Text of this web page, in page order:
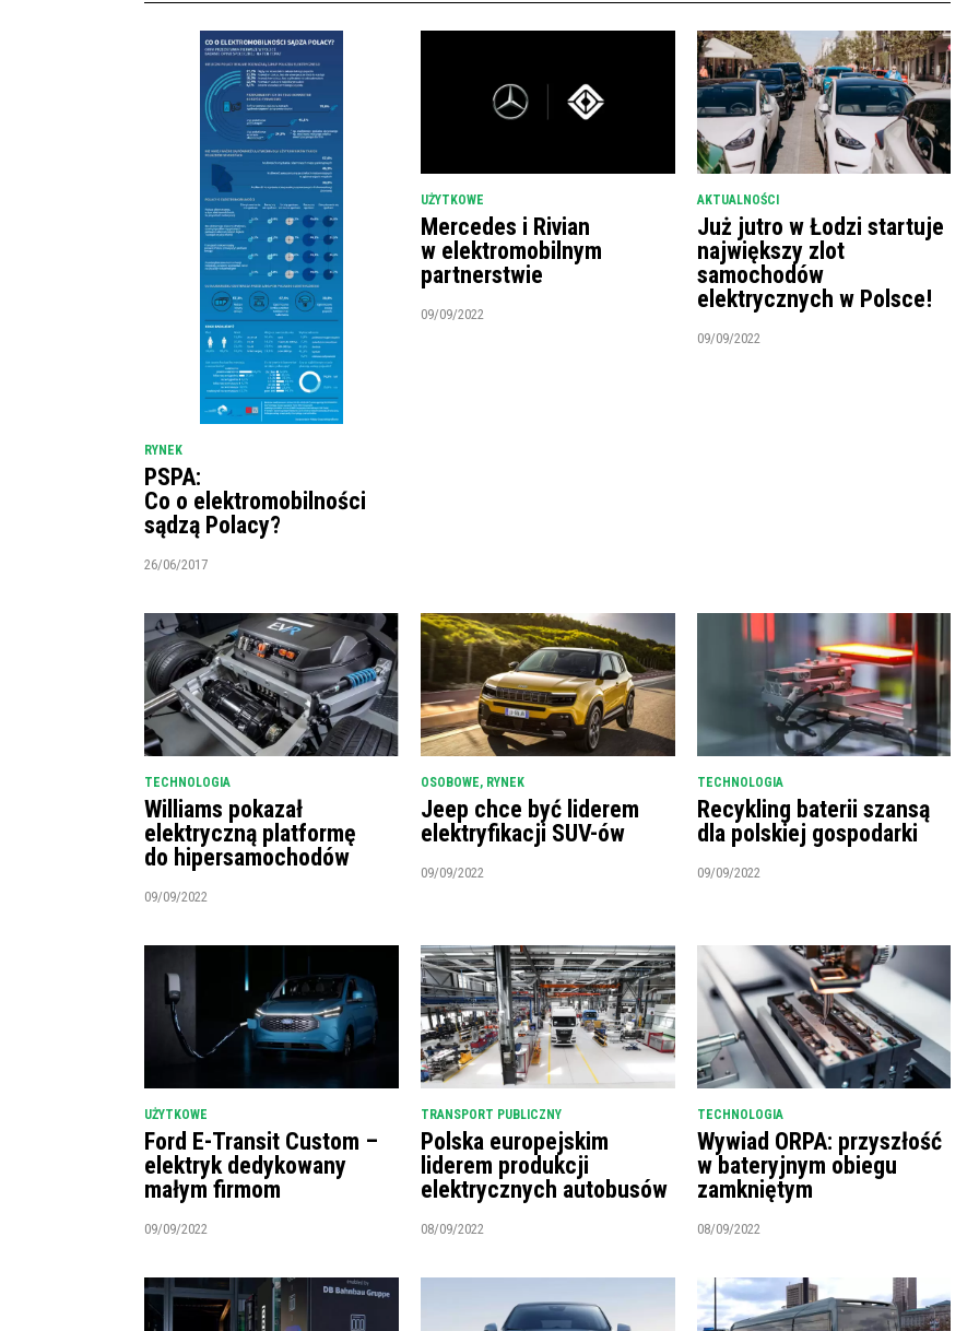
RYNEK
PSPA:
Co o elektromobilności
sądzą Polacy?
26/06/2017
UŻYTKOWE
Mercedes i Rivian
w elektromobilnym
partnerstwie
09/09/2022
AKTUALNOŚCI
Już jutro w Łodzi startuje
największy zlot
samochodów
elektrycznych w Polsce!
09/09/2022
TECHNOLOGIA
Williams pokazał
elektryczną platformę
do hipersamochodów
09/09/2022
OSOBOWE, RYNEK
Jeep chce być liderem
elektryfikacji SUV-ów
09/09/2022
TECHNOLOGIA
Recykling baterii szansą
dla polskiej gospodarki
09/09/2022
UŻYTKOWE
Ford E-Transit Custom –
elektryk dedykowany
małym firmom
09/09/2022
TRANSPORT PUBLICZNY
Polska europejskim
liderem produkcji
elektrycznych autobusów
08/09/2022
TECHNOLOGIA
Wywiad ORPA: przyszłość
w bateryjnym obiegu
zamkniętym
08/09/2022